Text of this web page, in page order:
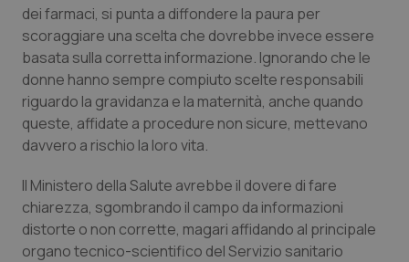
dei farmaci, si punta a diffondere la paura per
scoraggiare una scelta che dovrebbe invece essere
basata sulla corretta informazione. Ignorando che le
donne hanno sempre compiuto scelte responsabili
riguardo la gravidanza e la maternità, anche quando
queste, affidate a procedure non sicure, mettevano
davvero a rischio la loro vita.
Il Ministero della Salute avrebbe il dovere di fare
chiarezza, sgombrando il campo da informazioni
distorte o non corrette, magari affidando al principale
organo tecnico-scientifico del Servizio sanitario